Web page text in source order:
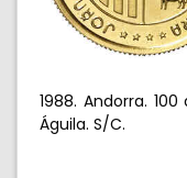
1988. Andorra.
Águila. S/C.